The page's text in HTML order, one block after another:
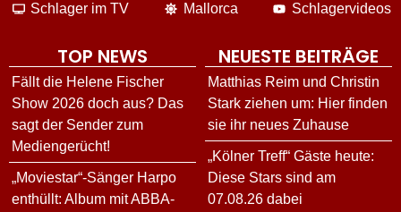
Schlager im TV
Mallorca
Schlagervideos
TOP NEWS
Fällt die Helene Fischer
Show 2026 doch aus? Das
sagt der Sender zum
Mediengerücht!
„Moviestar“-Sänger Harpo
enthüllt: Album mit ABBA-
NEUESTE BEITRÄGE
Matthias Reim und Christin
Stark ziehen um: Hier finden
sie ihr neues Zuhause
„Kölner Treff“ Gäste heute:
Diese Stars sind am
07.08.26 dabei